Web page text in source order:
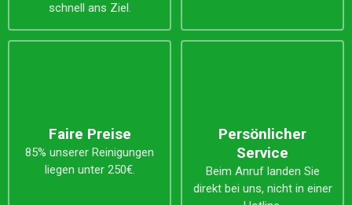
schnell ans Ziel.
Faire Preise
85% unserer Reinigungen
liegen unter 250€.
Persönlicher
Service
Beim Anruf landen Sie
direkt bei uns, nicht in einer